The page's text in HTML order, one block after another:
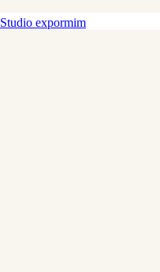
Studio expormim